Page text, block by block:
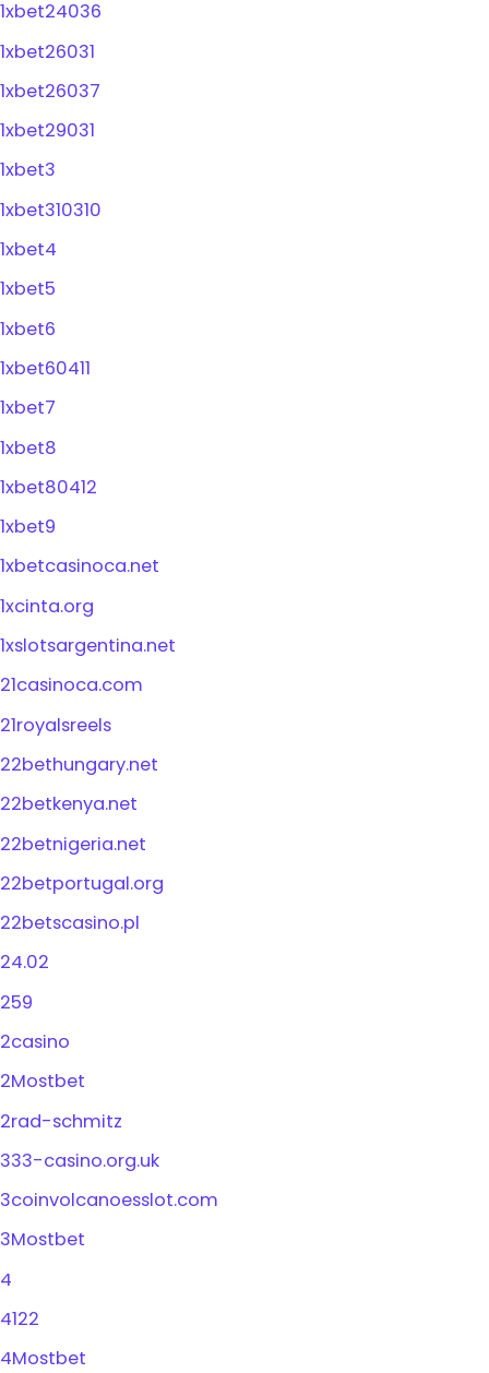
1xbet24036
1xbet26031
1xbet26037
1xbet29031
1xbet3
1xbet310310
1xbet4
1xbet5
1xbet6
1xbet60411
1xbet7
1xbet8
1xbet80412
1xbet9
1xbetcasinoca.net
1xcinta.org
1xslotsargentina.net
21casinoca.com
21royalsreels
22bethungary.net
22betkenya.net
22betnigeria.net
22betportugal.org
22betscasino.pl
24.02
259
2casino
2Mostbet
2rad-schmitz
333-casino.org.uk
3coinvolcanoesslot.com
3Mostbet
4
4122
4Mostbet